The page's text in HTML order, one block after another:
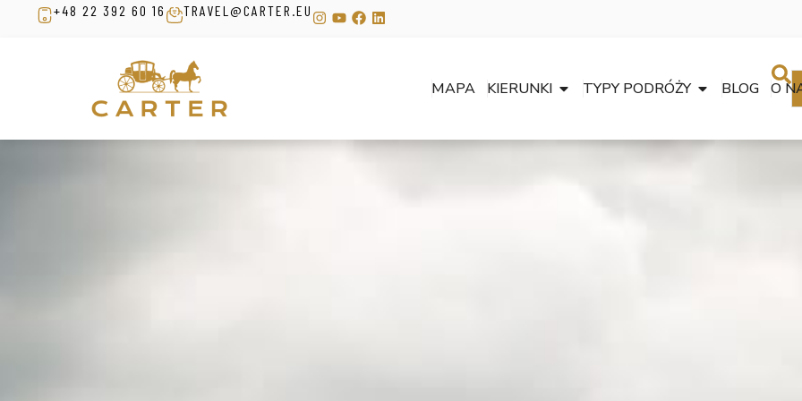
+48 22 392 60 16 TRAVEL@CARTER.EU
MAPA KIERUNKI TYPY PODRÓŻY BLOG O